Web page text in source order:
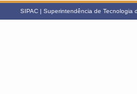
SIPAC | Superintendência de Tecnologia